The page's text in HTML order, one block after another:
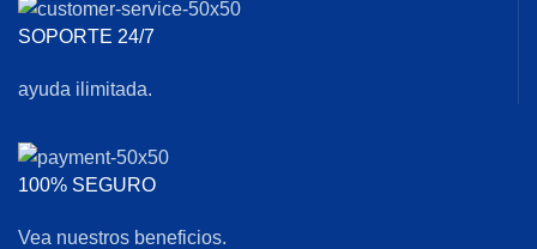
SOPORTE 24/7
ayuda ilimitada.
100% SEGURO
Vea nuestros beneficios.